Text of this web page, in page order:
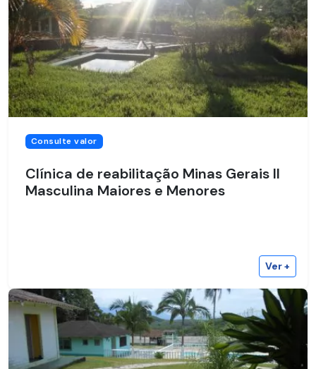
Consulte valor
Clínica de reabilitação Minas Gerais II
Masculina Maiores e Menores
Ver +